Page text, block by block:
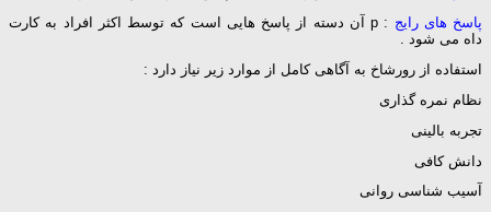
پاسخ های رایج
: p آن دسته از پاسخ هایی است که توسط اکثر افراد به کارت
داه می شود .
استفاده از رورشاخ به آگاهی کامل از موارد زیر نیاز دارد :
نظام نمره گذاری
تجربه بالینی
دانش کافی
آسیب شناسی روانی